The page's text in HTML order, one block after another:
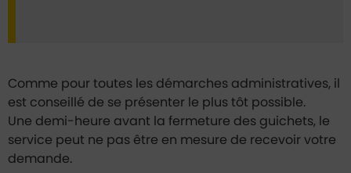
Comme pour toutes les démarches administratives, il
est conseillé de se présenter le plus tôt possible.
Une demi-heure avant la fermeture des guichets, le
service peut ne pas être en mesure de recevoir votre
demande.